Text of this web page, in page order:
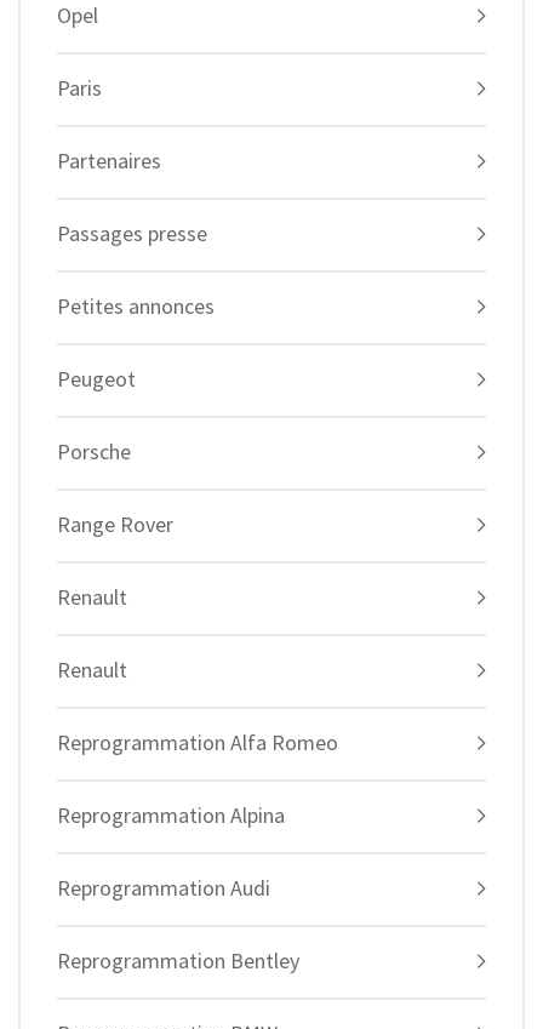
Opel
Paris
Partenaires
Passages presse
Petites annonces
Peugeot
Porsche
Range Rover
Renault
Renault
Reprogrammation Alfa Romeo
Reprogrammation Alpina
Reprogrammation Audi
Reprogrammation Bentley